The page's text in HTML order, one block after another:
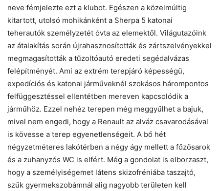
neve fémjelezte ezt a klubot. Egészen a közelmúltig
kitartott, utolsó mohikánként a Sherpa 5 katonai
teherautók személyzetét óvta az elemektől. Világutazóink
az átalakítás során újrahasznosították és zártszelvényekkel
megmagasították a tűzoltóautó eredeti segédalvázas
felépítményét. Ami az extrém terepjáró képességű,
expedíciós és katonai járműveknél szokásos hárompontos
felfüggesztéssel ellentétben mereven kapcsolódik a
járműhöz. Ezzel nehéz terepen még meggyűlhet a bajuk,
mivel nem engedi, hogy a Renault az alváz csavarodásával
is kövesse a terep egyenetlenségeit. A bő hét
négyzetméteres lakótérben a négy ágy mellett a főzősarok
és a zuhanyzós WC is elfért. Még a gondolat is elborzaszt,
hogy a személyiségemet látens skizofréniába taszajtó,
szűk gyermekszobámnál alig nagyobb területen kell